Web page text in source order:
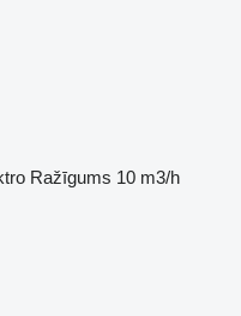
Ražīgums 10 m3/h